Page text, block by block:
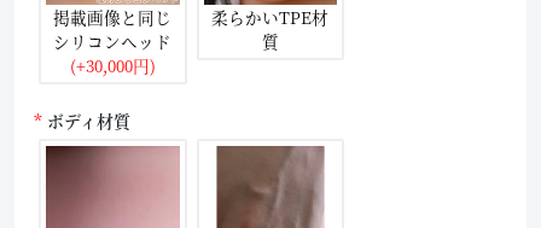
掲載画像と同じ
シリコンヘッド
(+30,000円)
柔らかいTPE材
質
ボディ材質